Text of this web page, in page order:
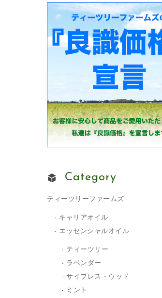
Category
ティーツリーファームズ
キャリアオイル
エッセンシャルオイル
ティーツリー
ラベンダー
サイプレス・ウッド
ミント